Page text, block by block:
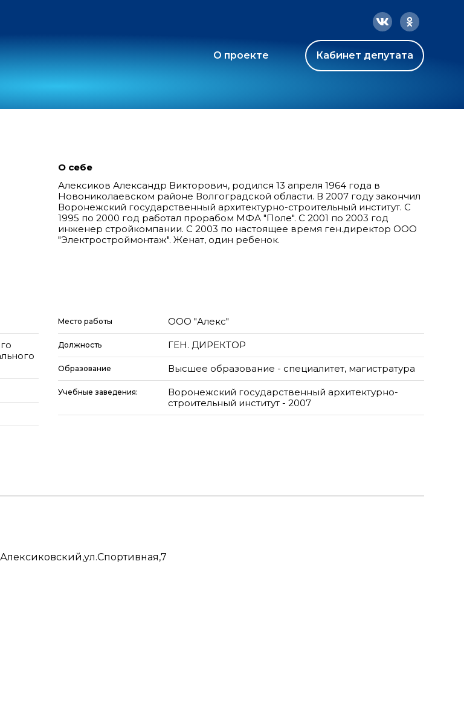
О проекте Кабинет депутата
О себе
Алексиков Александр Викторович, родился 13 апреля 1964 года в
Новониколаевском районе Волгоградской области. В 2007 году закончил
Воронежский государственный архитектурно-строительный институт. С
1995 по 2000 год работал прорабом МФА "Поле". С 2001 по 2003 год
инженер стройкомпании. С 2003 по настоящее время ген.директор ООО
"Электростроймонтаж". Женат, один ребенок.
Место работы ООО "Алекс"
Должность ГЕН. ДИРЕКТОР
Образование Высшее образование - специалитет, магистратура
Учебные заведения:
Воронежский государственный архитектурно-
строительный институт - 2007